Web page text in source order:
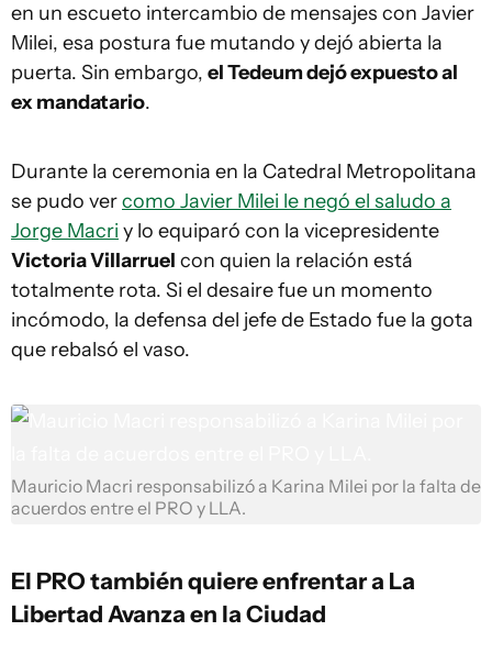
en un escueto intercambio de mensajes con Javier
Milei, esa postura fue mutando y dejó abierta la
puerta. Sin embargo, el Tedeum dejó expuesto al
ex mandatario.
Durante la ceremonia en la Catedral Metropolitana
se pudo vercomo Javier Milei le negó el saludo a
Jorge Macri y lo equiparó con la vicepresidente
Victoria Villarruel con quien la relación está
totalmente rota. Si el desaire fue un momento
incómodo, la defensa del jefe de Estado fue la gota
que rebalsó el vaso.
Mauricio Macri responsabilizó a Karina Milei por la falta de
acuerdos entre el PRO y LLA.
El PRO también quiere enfrentar a La
Libertad Avanza en la Ciudad